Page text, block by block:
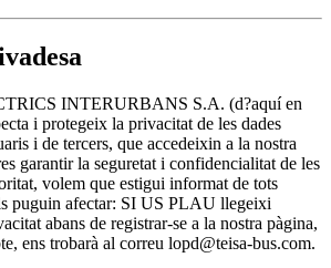
INTERURBANS S.A. (d?aquí en
i protegeix la privacitat de les dades
i de tercers, que accedeixin a la nostra
garantir la seguretat i confidencialitat de les
volem que estigui informat de tots
puguin afectar: SI US PLAU llegeixi
abans de registrar-se a la nostra pàgina,
ens trobarà al correu lopd@teisa-bus.com.